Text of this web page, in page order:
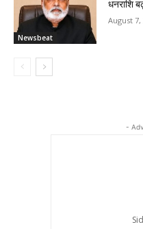
Newsbeat
धनराशि
August 7,
-